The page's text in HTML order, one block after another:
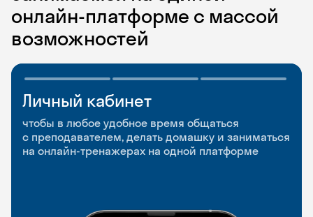
онлайн-платформе с массой
возможностей
Личный кабинет
чтобы в любое удобное время общаться
с преподавателем, делать домашку и заниматься
на онлайн-тренажерах на одной платформе
Мобильное
приложение
чтобы заниматься и изучать новые слова где
и когда удобно
Разговорные клубы
и Talks
Групповые занятия для разговорной практики
и индивидуальные встречи с преподавателями